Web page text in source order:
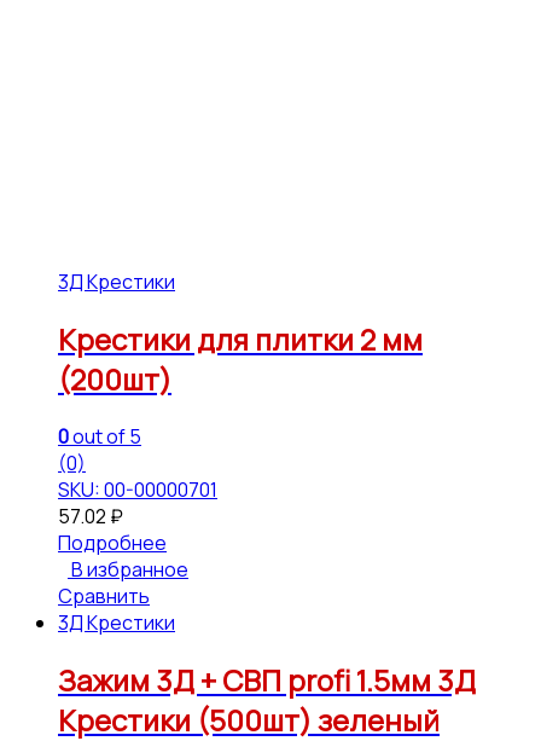
3Д Крестики
Крестики для плитки 2 мм
(200шт)
0out of 5
(0)
SKU: 00-00000701
57.02 ₽
Подробнее
В избранное
Сравнить
3Д Крестики
Зажим 3Д + СВП profi 1.5мм 3Д
Крестики (500шт) зеленый